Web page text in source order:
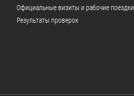
Официальные визиты и рабочие поездки
Результаты проверок